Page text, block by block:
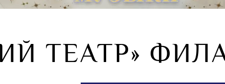
ТЕАТР»